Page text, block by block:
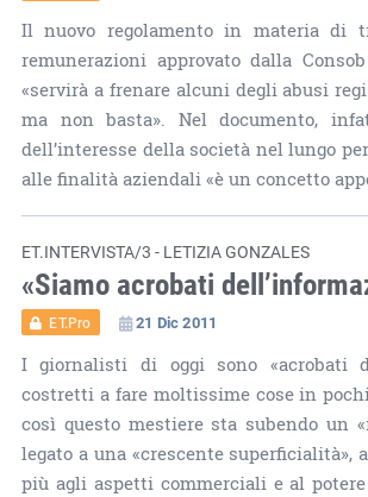
Il nuovo regolamento in materia di
remunerazioni approvato dalla
«servirà a frenare alcuni degli abusi
ma non basta». Nel documento,
dell’interesse della società nel lungo
alle finalità aziendali «è un concetto
ET.INTERVISTA/3 - LETIZIA GONZALES
«Siamo acrobati
ET.Pro 21 Dic 2011
I giornalisti di oggi sono «acrobati
costretti a fare moltissime cose in
così questo mestiere sta subendo un
legato a una «crescente superficialità»,
più agli aspetti commerciali e al